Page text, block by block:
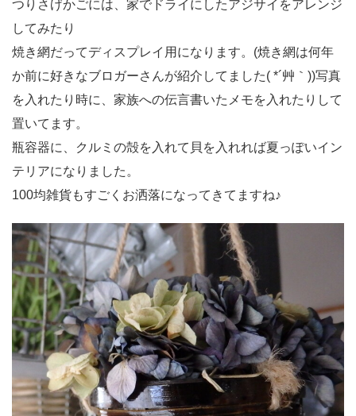
つりさげかごには、家でドライにしたアジサイをアレンジ
してみたり
焼き網だってディスプレイ用になります。(焼き網は何年
か前に好きなブロガーさんが紹介してました( *´艸｀))写真
を入れたり時に、家族への伝言書いたメモを入れたりして
置いてます。
瓶容器に、クルミの殻を入れて貝を入れれば夏っぽいイン
テリアになりました。
100均雑貨もすごくお洒落になってきてますね♪